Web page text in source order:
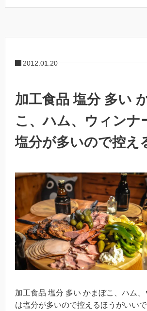
2012.01.20
加工食品 塩分 多い
こ、ハム、ウィンナ
塩分が多いので控え
加工食品 塩分 多い かまぼこ、ハム
は塩分が多いので控えるほうがいい